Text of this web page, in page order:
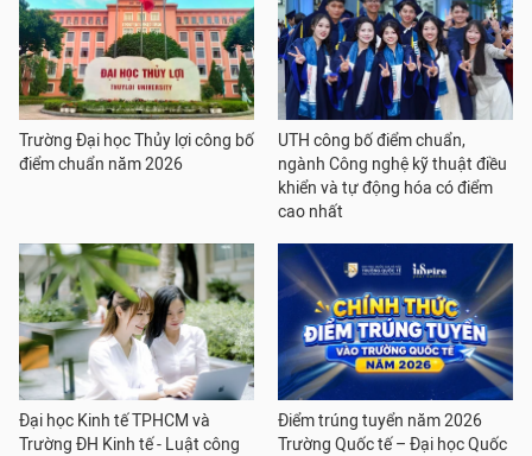
Trường Đại học Thủy lợi công bố
điểm chuẩn năm 2026
UTH công bố điểm chuẩn,
ngành Công nghệ kỹ thuật điều
khiển và tự động hóa có điểm
cao nhất
Đại học Kinh tế TPHCM và
Trường ĐH Kinh tế - Luật công
Điểm trúng tuyển năm 2026
Trường Quốc tế – Đại học Quốc